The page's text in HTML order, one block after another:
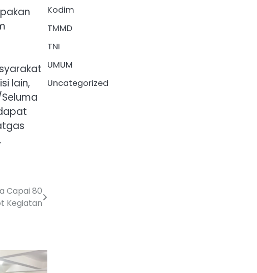
lain,
Capai 80
Kegiatan
Kodim
TMMD
TNI
UMUM
Uncategorized